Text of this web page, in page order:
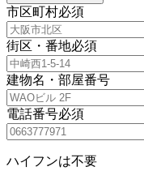
市区町村必須
街区・番地必須
建物名・部屋番号
電話番号必須
ハイフンは不要